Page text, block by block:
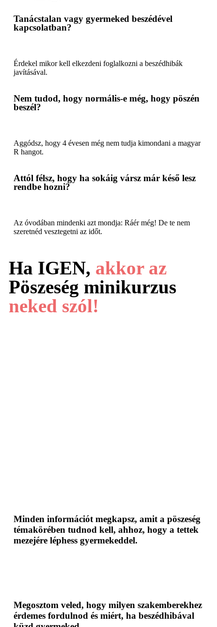
Tanácstalan vagy gyermeked beszédével
kapcsolatban?
Érdekel mikor kell elkezdeni foglalkozni a beszédhibák
javításával.
Nem tudod, hogy normális-e még, hogy pöszén
beszél?
Aggódsz, hogy 4 évesen még nem tudja kimondani a magyar
R hangot.
Attól félsz, hogy ha sokáig vársz már késő lesz
rendbe hozni?
Az óvodában mindenki azt mondja: Ráér még! De te nem
szeretnéd vesztegetni az időt.
Ha IGEN, akkor az
Pöszeség minikurzus
neked szól!
Minden információt megkapsz, amit a pöszeség
témakörében tudnod kell, ahhoz, hogy a tettek
mezejére léphess gyermekeddel.
Megosztom veled, hogy milyen szakemberekhez
érdemes fordulnod és miért, ha beszédhibával